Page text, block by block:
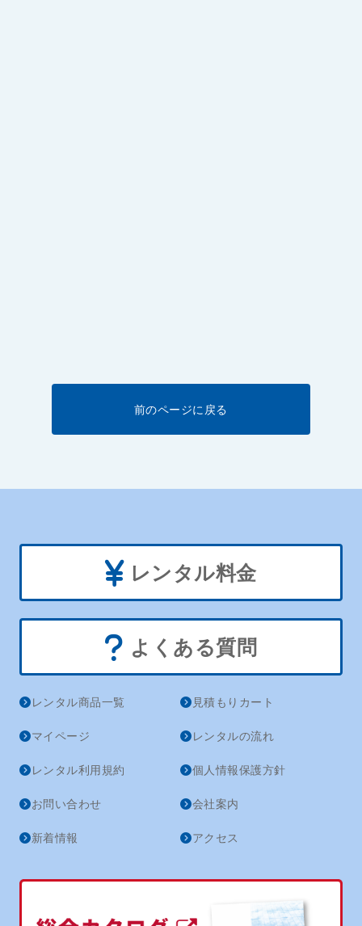
前のページに戻る
レンタル料金
よくある質問
レンタル商品一覧 見積もりカート
マイページ レンタルの流れ
レンタル利用規約 個人情報保護方針
お問い合わせ 会社案内
新着情報 アクセス